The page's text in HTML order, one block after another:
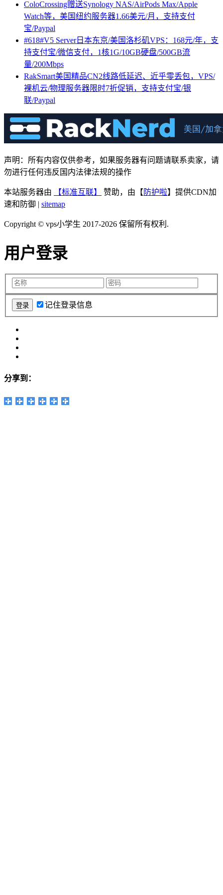
ColoCrossing赠送Synology NAS/AirPods Max/Apple
Watch等，美国纽约服务器1.66美元/月，支持支付
宝/Paypal
#618#V5 Server日本东京/美国洛杉矶VPS：168元/年，支
持支付宝/微信支付，1核1G/10GB硬盘/500GB流
量/200Mbps
RakSmart美国精品CN2线路低延迟、近乎零丢包，VPS/
裸机云/物理服务器限时7折促销，支持支付宝/银
联/Paypal
声明：所有内容仅供参考，如果服务器有问题请联系卖家，请
勿进行任何违反国内法律法规的操作
本站服务器由 【标准互联】 赞助，由【 防护啦】提供CDN加
速和防御 | sitemap
Copyright © vps小学生 2017-2026 保留所有权利.
用户登录
记住登录信息
分享到：